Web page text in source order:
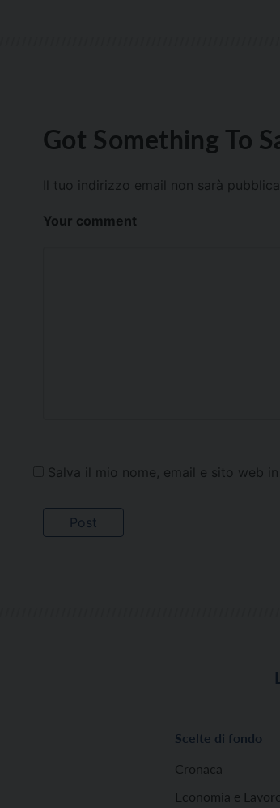
Got Something To
Il tuo indirizzo email non sarà
Your comment
Salva il mio nome, email e sito web
Scelte di fondo
Cronaca
Economia e